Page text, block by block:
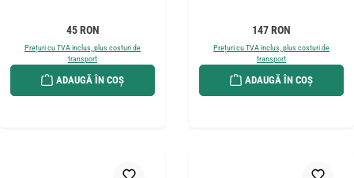
Preț obișnuit:
45 RON
Prețuri cu TVA inclus, plus costuri de
transport
ADAUGĂ ÎN COȘ
Preț obișnuit:
147 RON
Prețuri cu TVA inclus, plus costuri de
transport
ADAUGĂ ÎN COȘ